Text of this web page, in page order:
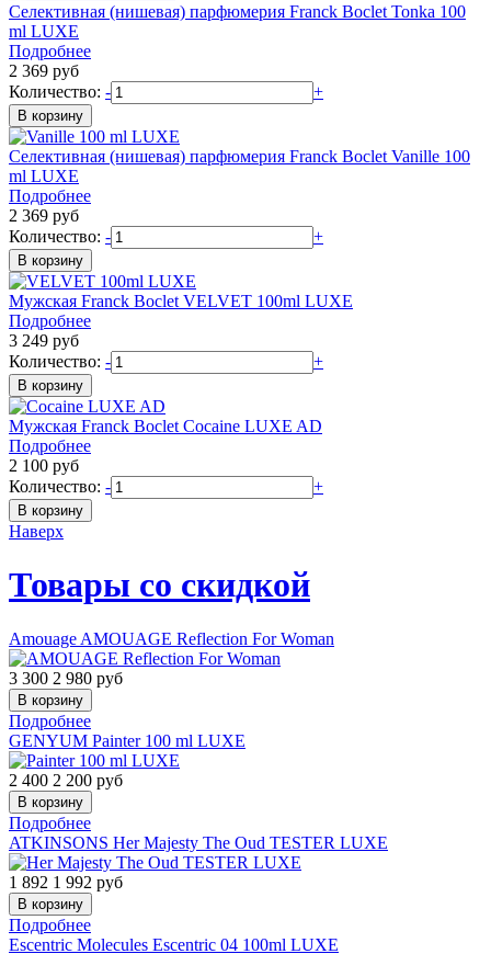
Селективная (нишевая) парфюмерия Franck Boclet Tonka 100
ml LUXE
Подробнее
2 369 руб
Количество: - +
Селективная (нишевая) парфюмерия Franck Boclet Vanille 100
ml LUXE
Подробнее
2 369 руб
Количество: - +
Мужская Franck Boclet VELVET 100ml LUXE
Подробнее
3 249 руб
Количество: - +
Мужская Franck Boclet Cocaine LUXE AD
Подробнее
2 100 руб
Количество: - +
Наверх
Товары со скидкой
Amouage AMOUAGE Reflection For Woman
3 300 2 980 руб
Подробнее
GENYUM Painter 100 ml LUXE
2 400 2 200 руб
Подробнее
ATKINSONS Her Majesty The Oud TESTER LUXE
1 892 1 992 руб
Подробнее
Escentric Molecules Escentric 04 100ml LUXE